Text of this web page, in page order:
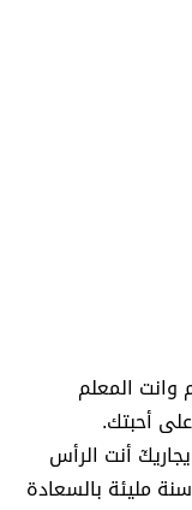
المعلم
أحبتك.
أنت الرأس
مليئة بالسعادة